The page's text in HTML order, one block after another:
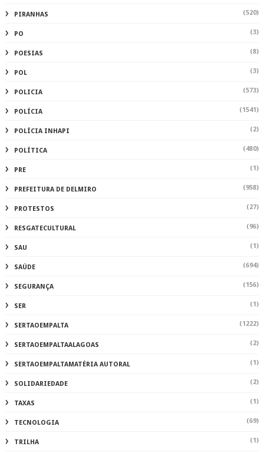
PIRANHAS (520)
PO (3)
POESIAS (8)
POL (3)
POLICIA (573)
POLÍCIA (1541)
POLÍCIA INHAPI (2)
POLÍTICA (480)
PRE (1)
PREFEITURA DE DELMIRO (958)
PROTESTOS (27)
RESGATECULTURAL (96)
SAU (1)
SAÚDE (694)
SEGURANÇA (156)
SER (1)
SERTAOEMPALTA (1222)
SERTAOEMPALTAALAGOAS (2)
SERTAOEMPALTAMATÉRIA AUTORAL (1)
SOLIDARIEDADE (2)
TAXAS (1)
TECNOLOGIA (69)
TRILHA (1)